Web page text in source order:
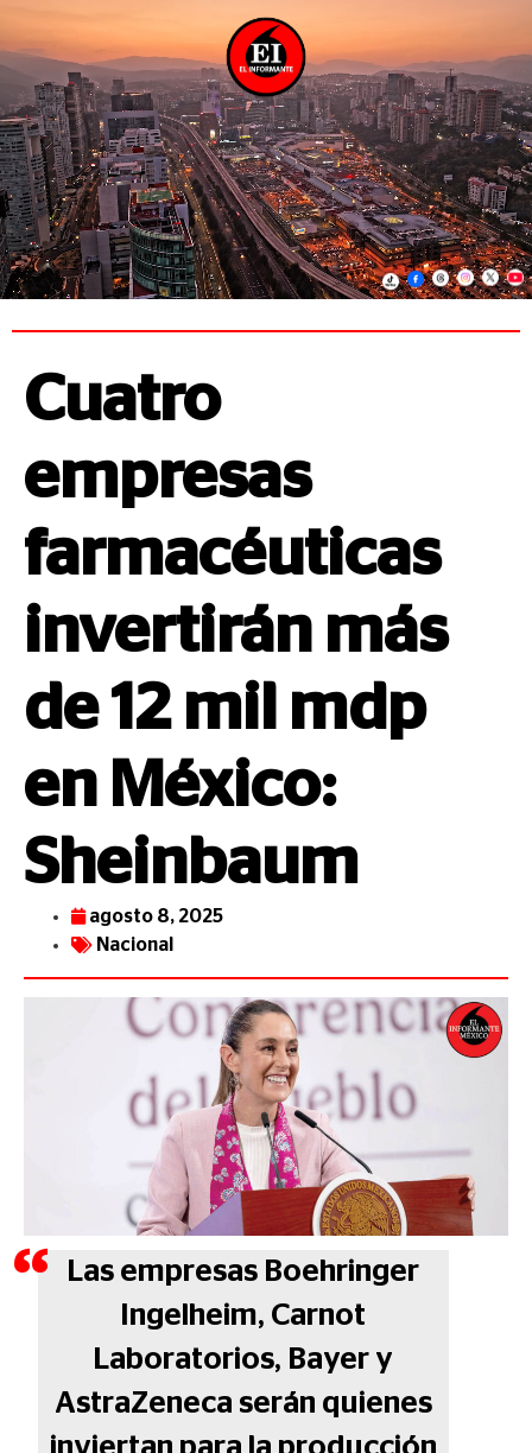
Cuatro
empresas
farmacéuticas
invertirán más
de 12 mil mdp
en México:
Sheinbaum
agosto 8, 2025
Nacional
Las empresas Boehringer
Ingelheim, Carnot
Laboratorios, Bayer y
AstraZeneca serán quienes